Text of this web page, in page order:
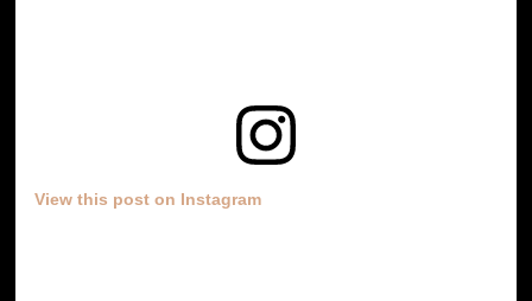
View this post on Instagram